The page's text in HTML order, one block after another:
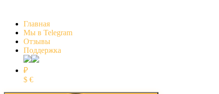
Главная
Мы в Telegram
Отзывы
Поддержка
₽
$ €